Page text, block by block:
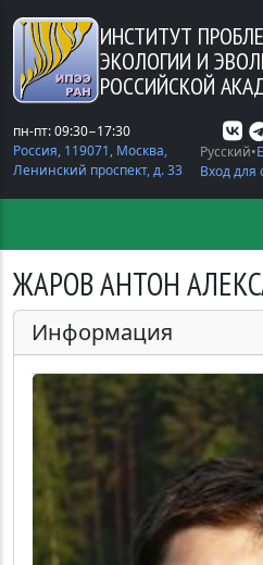
Перейти к основному
ИНСТИТУТ
ЭКОЛОГИИ И
РОССИЙСКОЙ
пн-пт: 09:30−17:30
Россия, 119071, Москва,
Ленинский проспект, д. 33
Русский
Вход для
ЖАРОВ АНТОН
Информация